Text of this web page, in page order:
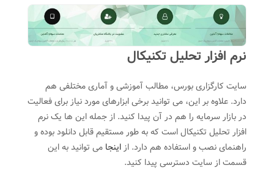
نرم افزار تحلیل تکنیکال
سایت کارگزاری بورس، مطالب آموزشی و آماری مختلفی هم
دارد. علاوه بر این، می توانید برخی ابزارهای مورد نیاز برای فعالیت
در بازار سرمایه را هم در آن پیدا کنید. از جمله این ها یک نرم
افزار تحلیل تکنیکال است که به طور مستقیم قابل دانلود بوده و
راهنمای نصب و استفاده هم دارد. از اینجا می توانید به این
قسمت از سایت دسترسی پیدا کنید.